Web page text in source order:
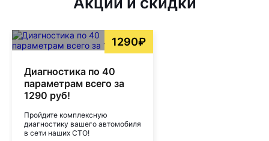
1290₽
Диагностика по 40
параметрам всего за
1290 руб!
Пройдите комплексную
диагностику вашего автомобиля
в сети наших СТО!